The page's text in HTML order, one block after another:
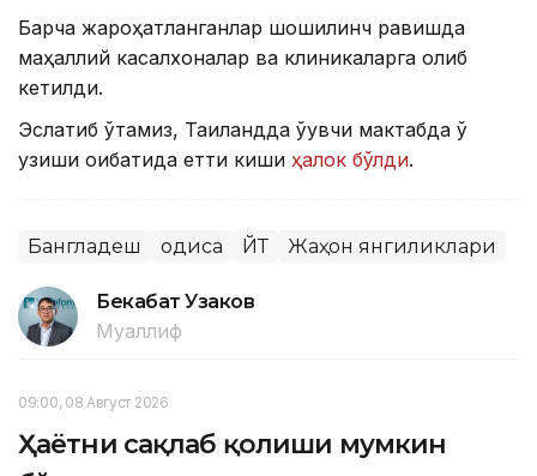
Барча жароҳатланганлар шошилинч равишда
маҳаллий касалхоналар ва клиникаларга олиб
кетилди.
Эслатиб ўтамиз, Таиландда ўқувчи мактабда ўқ
узиши оқибатида етти киши ҳалок бўлди.
Бангладеш Ҳодиса ЙТҲ Жаҳон янгиликлари
Бекабат Узаков
Муаллиф
09:00, 08 Август 2026
Ҳаётни сақлаб қолиши мумкин